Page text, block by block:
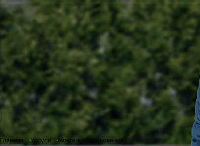
Главная Услуги Монтаж оборудования